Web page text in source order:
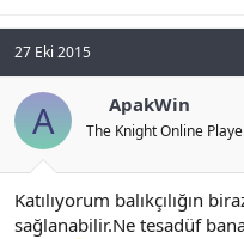
27 Eki 2015
A ApakWin
The Knight Online
Katılıyorum balıkçılığın
sağlanabilir.Ne tesadüf